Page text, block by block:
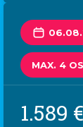
MAX. 4
1.589 €